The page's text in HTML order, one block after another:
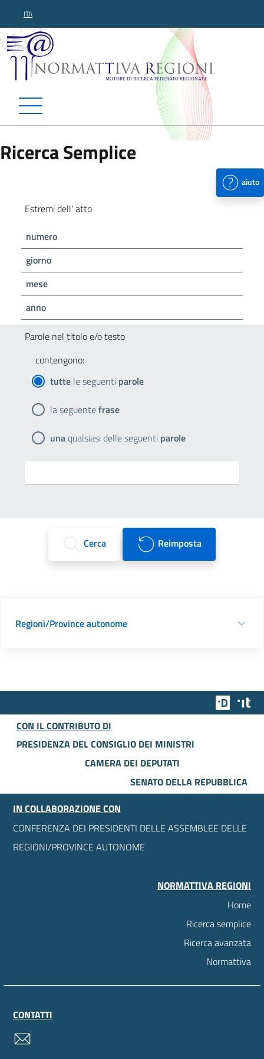
ITA
Normattiva Regioni -
Ricerca Semplice
aiuto
Estremi dell' atto
numero
giorno
mese
anno
Parole nel titolo e/o testo
contengono:
tutte le seguenti parole
la seguentefrase
unaqualsiasi delle seguenti parole
Cerca Reimposta
Regioni/Province autonome
Team
CON IL CONTRIBUTO DI
PRESIDENZA DEL CONSIGLIO DEI MINISTRI
CAMERA DEI DEPUTATI
SENATO DELLA REPUBBLICA
IN COLLABORAZIONE CON
CONFERENZA DEI PRESIDENTI DELLE ASSEMBLEE DELLE
REGIONI/PROVINCE AUTONOME
NORMATTIVA REGIONI
Home
Ricerca semplice
Ricerca avanzata
Normattiva
CONTATTI